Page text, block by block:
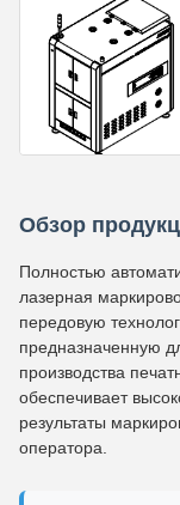
Обзор
Полностью
лазерная
передовую
предназначенную
производства
обеспечивает
результаты
оператора.